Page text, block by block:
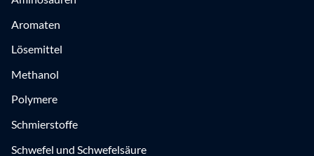
Aromaten
Lösemittel
Methanol
Polymere
Schmierstoffe
Schwefel und Schwefelsäure